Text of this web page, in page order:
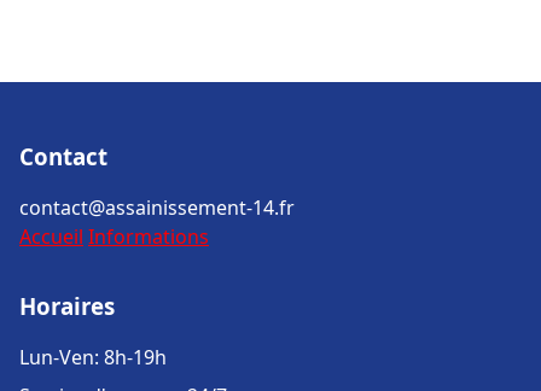
Contact
contact@assainissement-14.fr
Accueil Informations
Horaires
Lun-Ven: 8h-19h